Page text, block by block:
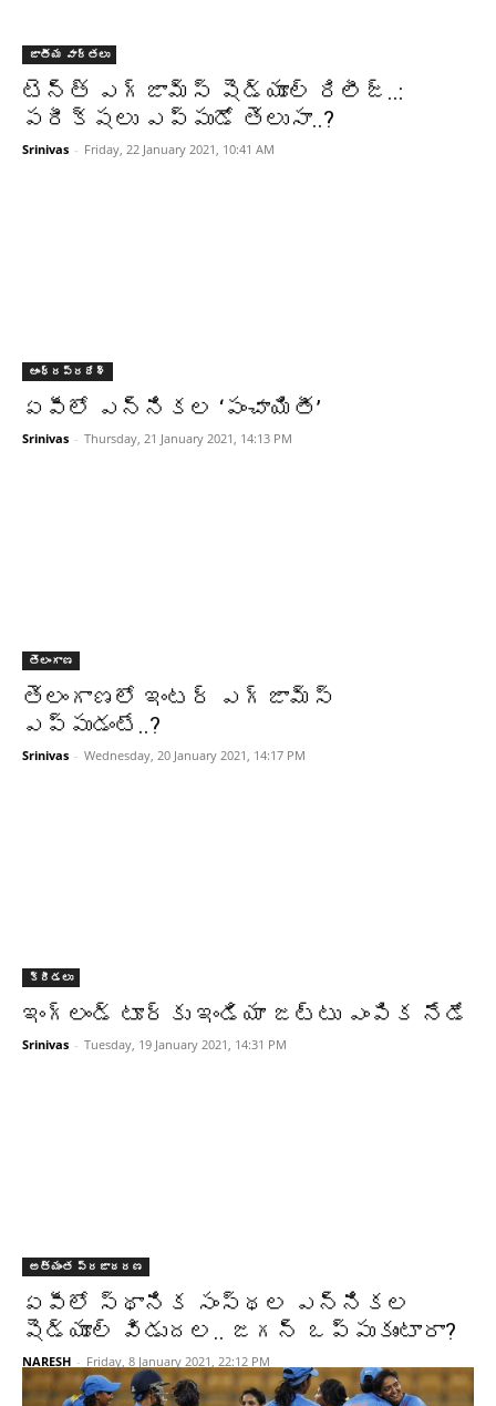
జాతీయ వార్తలు
టెన్త్‌ ఎగ్జామ్స్‌ షెడ్యూల్‌ రిలీజ్‌..:
పరీక్షలు ఎప్పుడో తెలుసా..?
Srinivas - Friday, 22 January 2021, 10:41 AM
ఆంధ్రప్రదేశ్‌
ఏపీలో ఎన్నికల ‘పంచాయితీ’
Srinivas - Thursday, 21 January 2021, 14:13 PM
తెలంగాణ
తెలంగాణలో ఇంటర్‌‌ ఎగ్జామ్స్‌
ఎప్పుడంటే..?
Srinivas - Wednesday, 20 January 2021, 14:17 PM
క్రీడలు
ఇంగ్లండ్‌ టూర్‌‌కు ఇండియా జట్టు ఎంపిక నేడే
Srinivas - Tuesday, 19 January 2021, 14:31 PM
అత్యంత ప్రజాదరణ
ఏపీలో స్థానిక సంస్థల ఎన్నికల
షెడ్యూల్ విడుదల.. జగన్ ఒప్పుకుంటారా?
NARESH - Friday, 8 January 2021, 22:12 PM